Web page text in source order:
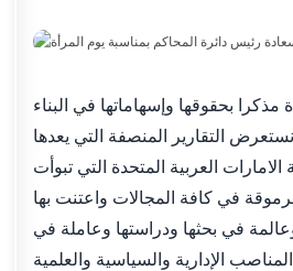
مذكرا بحقوقها وإسهاماتها في البناء
نستعرض التقارير المنصفة التي يعدها
الامارات العربية المتحدة التي تبوأت
في كافة المجالات واعتنت بها
في بحثها ودراستها وعاملة في
الإدارية والسياسية والعلمية